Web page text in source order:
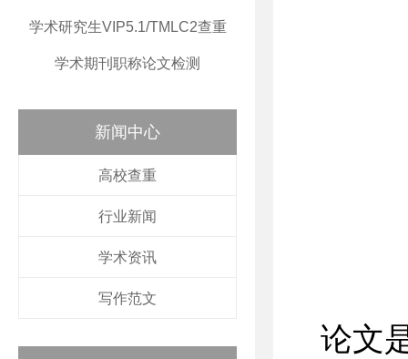
学术研究生VIP5.1/TMLC2查重
学术期刊职称论文检测
新闻中心
高校查重
行业新闻
学术资讯
写作范文
论文